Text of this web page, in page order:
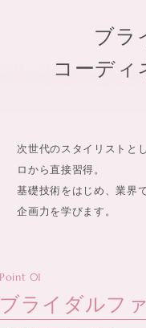
ブラ
コーディ
次世代のスタイリストと
ロから直接習得。
基礎技術をはじめ、業界
企画力を学びます。
01
ライダルフ